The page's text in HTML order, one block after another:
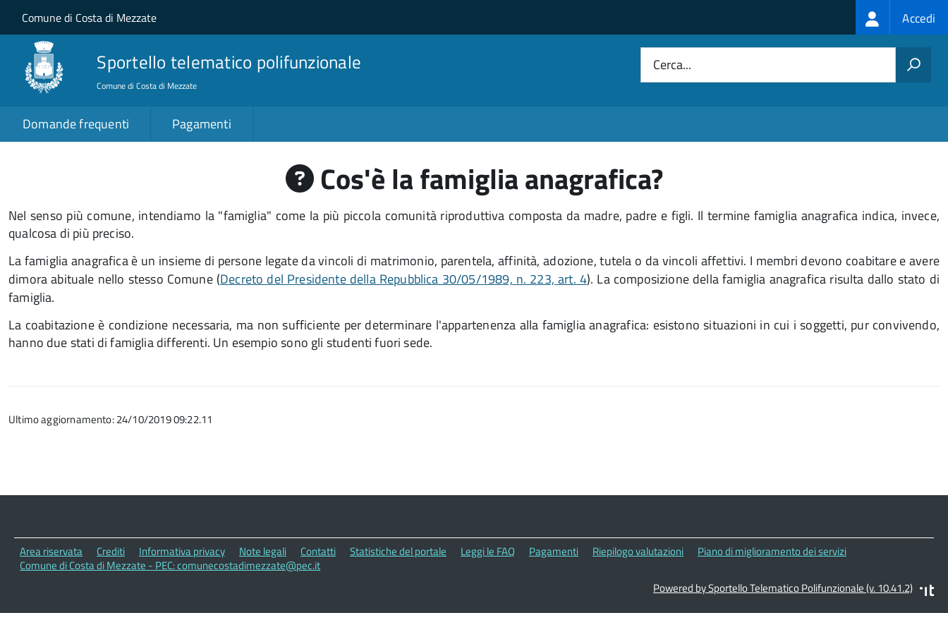
Salta al contenuto principale
Skip to site navigation
Comune di Costa di Mezzate Login
menu
Accedi
Sportello telematico polifunzionale
Comune di Costa di Mezzate
Cerca...
Domande frequenti Pagamenti
Cos'è la famiglia anagrafica?
Nel senso più comune, intendiamo la "famiglia" come la più piccola comunità riproduttiva composta da madre, padre e figli. Il termine famiglia anagrafica indica, invece,
qualcosa di più preciso.
La famiglia anagrafica è un insieme di persone legate da vincoli di matrimonio, parentela, affinità, adozione, tutela o da vincoli affettivi. I membri devono coabitare e avere
dimora abituale nello stesso Comune (Decreto del Presidente della Repubblica 30/05/1989, n. 223, art. 4). La composizione della famiglia anagrafica risulta dallo stato di
famiglia.
La coabitazione è condizione necessaria, ma non sufficiente per determinare l'appartenenza alla famiglia anagrafica: esistono situazioni in cui i soggetti, pur convivendo,
hanno due stati di famiglia differenti. Un esempio sono gli studenti fuori sede.
Ultimo aggiornamento: 24/10/2019 09:22.11
Area riservata Crediti Informativa privacy Note legali Contatti Statistiche del portale Leggi le FAQ Pagamenti Riepilogo valutazioni
Piano di miglioramento dei servizi
Comune di Costa di Mezzate - PEC: comunecostadimezzate@pec.it
Powered by Sportello Telematico Polifunzionale (v. 10.41.2)